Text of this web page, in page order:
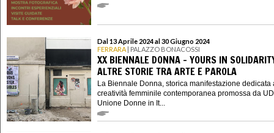
Dal 13 Aprile 2024 al 30 Giugno 2024
FERRARA | PALAZZO BONACOSSI
XX BIENNALE DONNA - YOURS IN
ALTRE STORIE TRA ARTE E PAROLA
La Biennale Donna, storica manifestazione dedicata
creatività femminile contemporanea promossa da
Unione Donne in It...